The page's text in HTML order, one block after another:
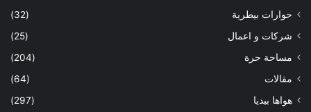
حوارات بيطرية
(32)
شركات و اعمال
(25)
مساحة حرة
(204)
مقالات
(64)
هواها بيديا
(297)